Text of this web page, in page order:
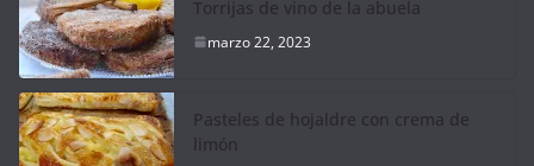
Torrijas de vino de la abuela
marzo 22, 2023
Pasteles de hojaldre con crema de
limón